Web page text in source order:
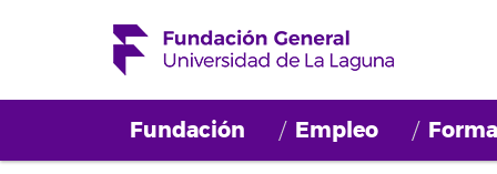
Fundación Empleo